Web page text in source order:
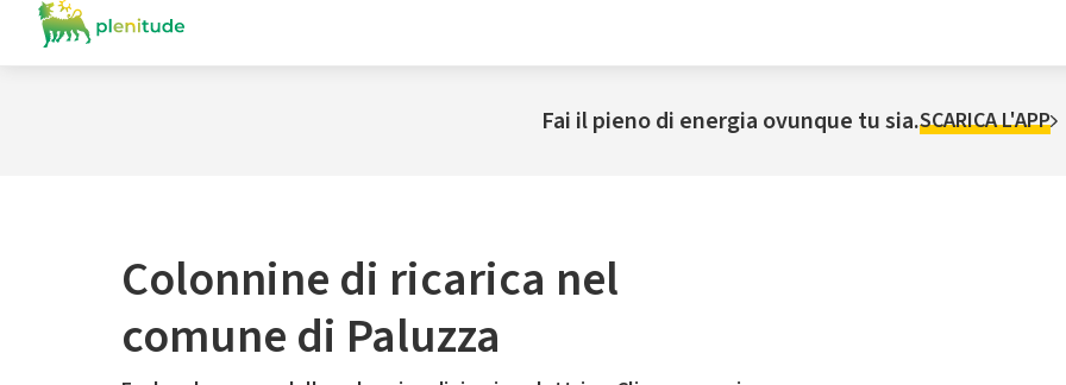
Fai il pieno di energia ovunque tu sia.SCARICA L'APP
Colonnine di ricarica nel
comune di Paluzza